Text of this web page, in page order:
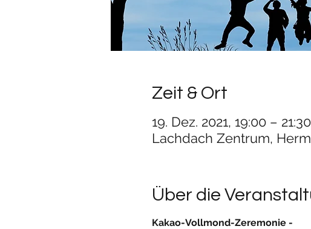
Zeit & Ort
19. Dez. 2021, 19:00 –
Lachdach Zentrum,
Über die
Kakao-Vollmond-Zeremonie -